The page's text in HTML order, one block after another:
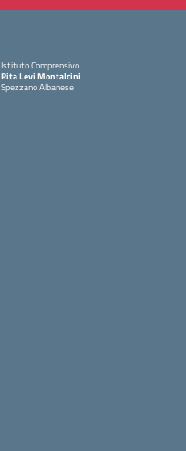
Istituto Comprensivo
Rita Levi Montalcini
Spezzano Albanese
— Visita la pagina iniziale della scuola